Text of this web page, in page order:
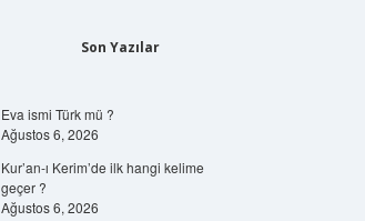
Son Yazılar
Eva ismi Türk mü ?
Ağustos 6, 2026
Kur’an-ı Kerim’de ilk hangi kelime
geçer ?
Ağustos 6, 2026